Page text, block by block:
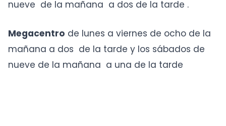
nueve de la mañana a dos de la tarde .
Megacentro de lunes a viernes de ocho de la
mañana a dos de la tarde y los sábados de
nueve de la mañana a una de la tarde